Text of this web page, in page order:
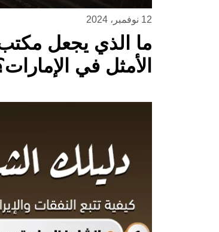
12 نوفمبر، 2024
ما الذي يجعل مكتب
الأمثل في